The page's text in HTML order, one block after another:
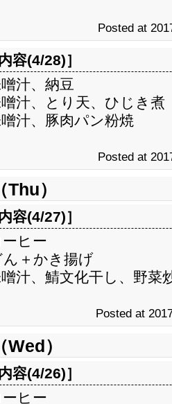
Posted at
容(4/28)］
汁、納豆
汁、とり天、ひじき煮
汁、豚肉パン粉焼
Posted at
）
容(4/27)］
ヒー
＋かき揚げ
汁、鯖文化干し、野菜
Posted at
）
容(4/26)］
ヒー